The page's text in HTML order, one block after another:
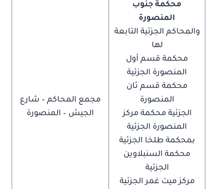
محكمة جنوب
المنصورة
والمحاكم الجزئية التابعة
لها
محكمة قسم أول
المنصورة الجزئية
محكمة قسم ثان
المنصورة
الجزئية محكمة مركز
المنصورة الجزئية
بمحكمة طلخا الجزئية
محكمة السنبلاوين
الجزئية
مركز ميت غمر الجزئية
مجمع المحاكم – شارع
الجيش – المنصورة